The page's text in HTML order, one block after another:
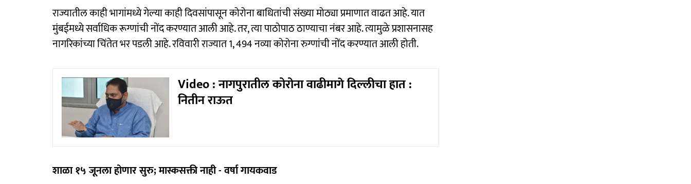
राज्यातील काही भागांमध्ये गेल्या काही दिवसांपासून कोरोना बाधितांची संख्या मोठ्या प्रमाणात वाढत आहे. यात
मुंबईमध्ये सर्वाधिक रूग्णांची नोंद करण्यात आली आहे. तर, त्या पाठोपाठ ठाण्याचा नंबर आहे. त्यामुळे प्रशासनासह
नागरिकांच्या चिंतेत भर पडली आहे. रविवारी राज्यात 1, 494 नव्या कोरोना रुग्णांची नोंद करण्यात आली होती.
Video : नागपुरातील कोरोना वाढीमागे दिल्लीचा हात :
नितीन राऊत
शाळा १५ जूनला होणार सुरु; मास्कसक्ती नाही - वर्षा गायकवाड